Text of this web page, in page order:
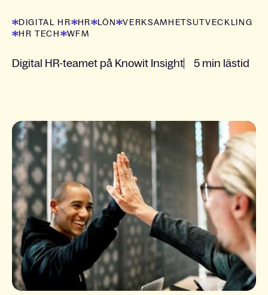
DIGITAL HR HR LÖN
VERKSAMHETSUTVECKLING
HR TECH
WFM
Digital HR-teamet på Knowit Insight 5 min lästid